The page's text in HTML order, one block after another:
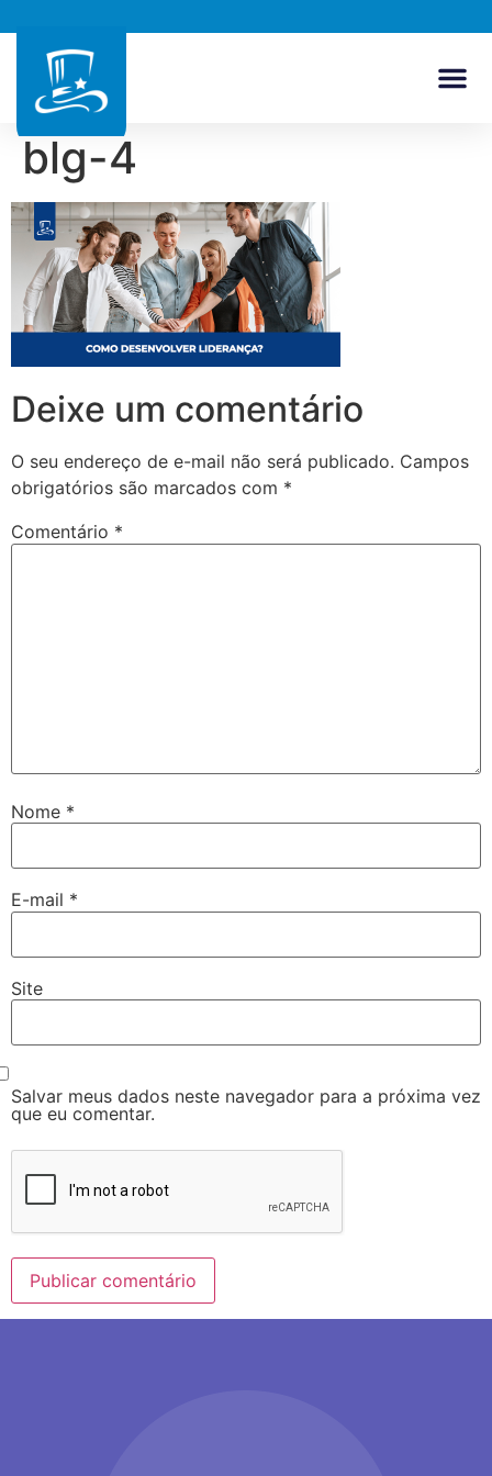
blg-4
Deixe um comentário
O seu endereço de e-mail não será publicado. Campos
obrigatórios são marcados com *
Comentário *
Nome *
E-mail *
Site
Salvar meus dados neste navegador para a próxima vez
que eu comentar.